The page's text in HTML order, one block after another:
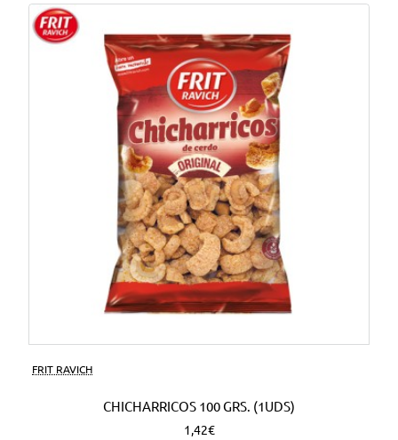
FRIT RAVICH
CHICHARRICOS 100 GRS. (1UDS)
1,42€